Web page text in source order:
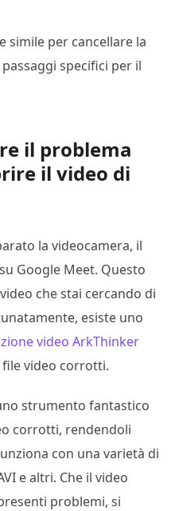
simile per cancellare la
specifici per il
il problema
il video di
la videocamera, il
Google Meet. Questo
che stai cercando di
esiste uno
video ArkThinker
video corrotti.
strumento fantastico
corrotti, rendendoli
con una varietà di
e altri. Che il video
problemi, si